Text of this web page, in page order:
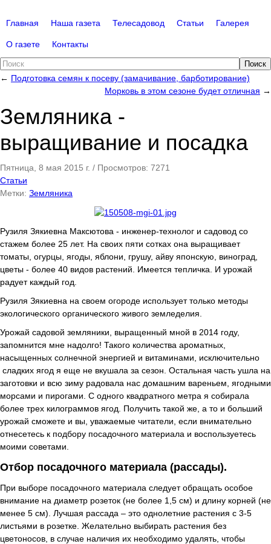
Главная Наша газета Телесадовод Статьи Галерея
О газете Контакты
Поиск
← Подготовка семян к посеву (замачивание, барботирование)
Морковь в этом сезоне будет отличная →
Земляника -
выращивание и посадка
Пятница, 8 мая 2015 г. / Просмотров: 7271
Статьи
Метки: Земляника
Рузиля Зякиевна Максютова - инженер-технолог и садовод со
стажем более 25 лет. На своих пяти сотках она выращивает
томаты, огурцы, ягоды, яблони, грушу, айву японскую, виноград,
цветы - более 40 видов растений. Имеется тепличка. И урожай
радует каждый год.
Рузиля Зякиевна на своем огороде использует только методы
экологического органического живого земледелия.
Урожай садовой земляники, выращенный мной в 2014 году,
запомнится мне надолго! Такого количества ароматных,
насыщенных солнечной энергией и витаминами, исключительно
сладких ягод я еще не вкушала за сезон. Остальная часть ушла на
заготовки и всю зиму радовала нас домашним вареньем, ягодными
морсами и пирогами. С одного квадратного метра я собирала
более трех килограммов ягод. Получить такой же, а то и больший
урожай сможете и вы, уважаемые читатели, если внимательно
отнесетесь к подбору посадочного материала и воспользуетесь
моими советами.
Отбор посадочного материала (рассады).
При выборе посадочного материала следует обращать особое
внимание на диаметр розеток (не более 1,5 см) и длину корней (не
менее 5 см). Лучшая рассада – это однолетние растения с 3-5
листьями в розетке. Желательно выбирать растения без
цветоносов, в случае наличия их необходимо удалять, чтобы